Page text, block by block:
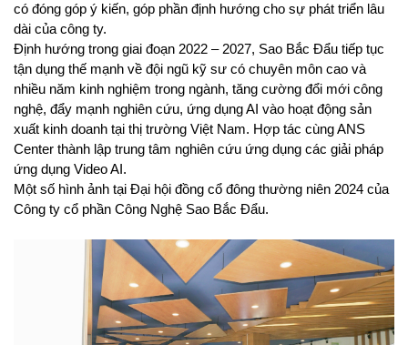
có đóng góp ý kiến, góp phần định hướng cho sự phát triển lâu
dài của công ty.
Định hướng trong giai đoạn 2022 – 2027, Sao Bắc Đẩu tiếp tục
tận dụng thế mạnh về đội ngũ kỹ sư có chuyên môn cao và
nhiều năm kinh nghiệm trong ngành, tăng cường đổi mới công
nghệ, đẩy mạnh nghiên cứu, ứng dụng AI vào hoạt động sản
xuất kinh doanh tại thị trường Việt Nam. Hợp tác cùng ANS
Center thành lập trung tâm nghiên cứu ứng dụng các giải pháp
ứng dụng Video AI.
Một số hình ảnh tại Đại hội đồng cổ đông thường niên 2024 của
Công ty cổ phần Công Nghệ Sao Bắc Đẩu.